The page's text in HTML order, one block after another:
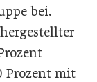
bei.
Prozent mit